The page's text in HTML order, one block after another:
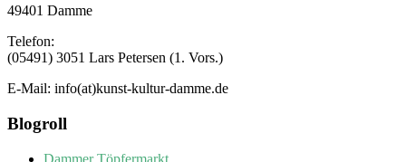
49401 Damme
Telefon:
(05491) 3051 Lars Petersen (1. Vors.)
E-Mail: info(at)kunst-kultur-damme.de
Blogroll
Dammer Töpfermarkt